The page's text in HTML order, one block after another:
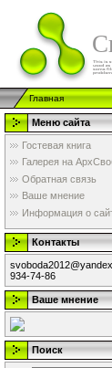
Главная
Меню сайта
Гостевая книга
Галерея на
Обратная связь
Ваше мнение
Информация о
Контакты
934-74-86
Ваше мнение
Поиск